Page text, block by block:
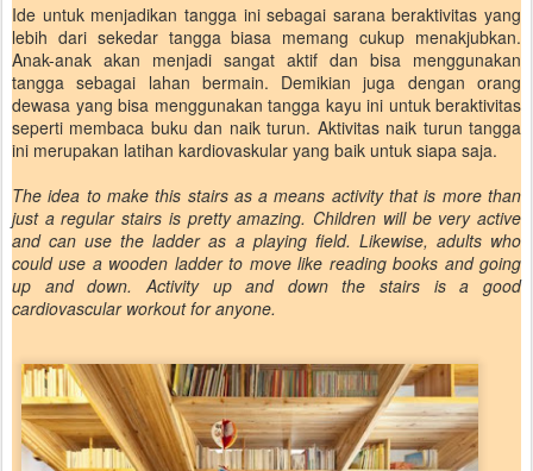
Ide untuk menjadikan tangga ini sebagai sarana beraktivitas yang
lebih dari sekedar tangga biasa memang cukup menakjubkan.
Anak-anak akan menjadi sangat aktif dan bisa menggunakan
tangga sebagai lahan bermain. Demikian juga dengan orang
dewasa yang bisa menggunakan tangga kayu ini untuk beraktivitas
seperti membaca buku dan naik turun. Aktivitas naik turun tangga
ini merupakan latihan kardiovaskular yang baik untuk siapa saja.
The idea to make this stairs as a means activity that is more than
just a regular stairs is pretty amazing. Children will be very active
and can use the ladder as a playing field. Likewise, adults who
could use a wooden ladder to move like reading books and going
up and down. Activity up and down the stairs is a good
cardiovascular workout for anyone.